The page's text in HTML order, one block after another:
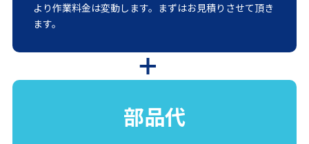
より作業料金は変動します。まずはお見積りさせて頂き
ます。
部品代